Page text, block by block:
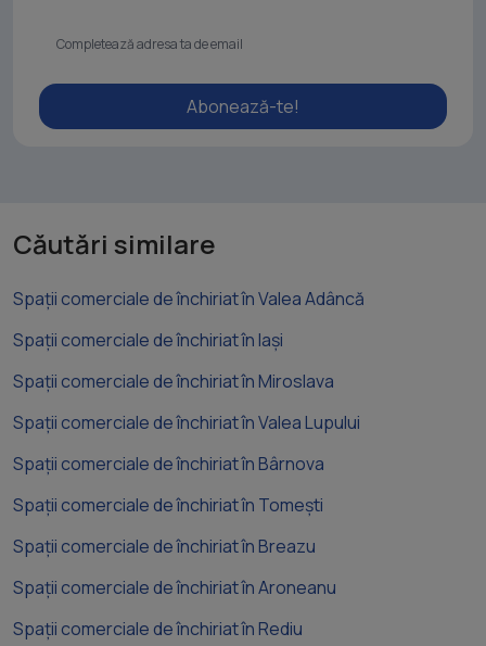
Abonează-te!
Căutări similare
Spații comerciale de închiriat în Valea Adâncă
Spații comerciale de închiriat în Iași
Spații comerciale de închiriat în Miroslava
Spații comerciale de închiriat în Valea Lupului
Spații comerciale de închiriat în Bârnova
Spații comerciale de închiriat în Tomești
Spații comerciale de închiriat în Breazu
Spații comerciale de închiriat în Aroneanu
Spații comerciale de închiriat în Rediu